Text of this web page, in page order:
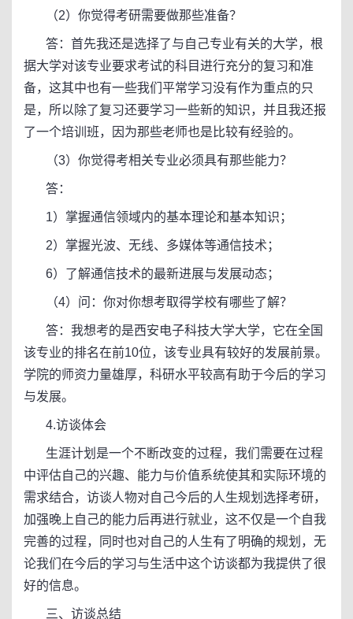
（2）你觉得考研需要做那些准备？
答：首先我还是选择了与自己专业有关的大学，根
据大学对该专业要求考试的科目进行充分的复习和准
备，这其中也有一些我们平常学习没有作为重点的只
是，所以除了复习还要学习一些新的知识，并且我还报
了一个培训班，因为那些老师也是比较有经验的。
（3）你觉得考相关专业必须具有那些能力？
答：
1）掌握通信领域内的基本理论和基本知识；
2）掌握光波、无线、多媒体等通信技术；
6）了解通信技术的最新进展与发展动态；
（4）问：你对你想考取得学校有哪些了解？
答：我想考的是西安电子科技大学大学，它在全国
该专业的排名在前10位，该专业具有较好的发展前景。
学院的师资力量雄厚，科研水平较高有助于今后的学习
与发展。
4.访谈体会
生涯计划是一个不断改变的过程，我们需要在过程
中评估自己的兴趣、能力与价值系统使其和实际环境的
需求结合，访谈人物对自己今后的人生规划选择考研，
加强晚上自己的能力后再进行就业，这不仅是一个自我
完善的过程，同时也对自己的人生有了明确的规划，无
论我们在今后的学习与生活中这个访谈都为我提供了很
好的信息。
三、访谈总结